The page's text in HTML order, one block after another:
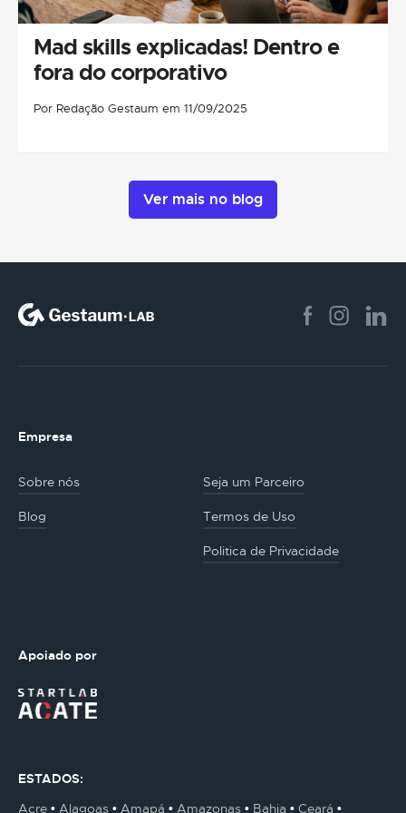
Mad skills explicadas! Dentro e
fora do corporativo
Por Redação Gestaum em 11/09/2025
Ver mais no blog
Empresa
Sobre nós Seja um Parceiro
Blog Termos de Uso
Politica de Privacidade
Apoiado por
ESTADOS:
Acre
Alagoas Amapá Amazonas Bahia Ceará